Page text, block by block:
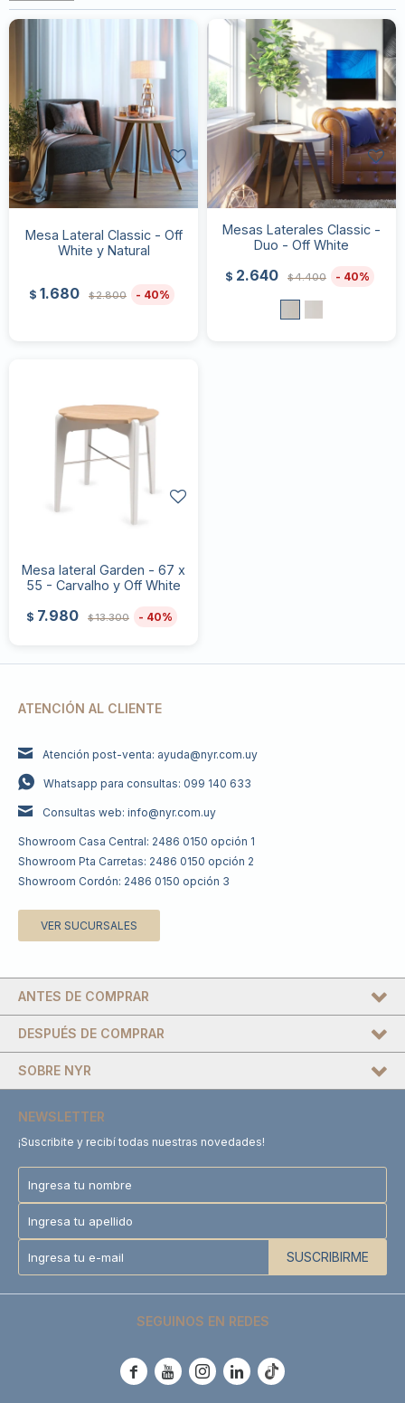
Mesa Lateral Classic - Off
White y Natural
$ 1.680 $2.800 40
Mesas Laterales Classic -
Duo - Off White
$ 2.640 $4.400 40
Mesa lateral Garden - 67 x
55 - Carvalho y Off White
$ 7.980 $13.300 40
ATENCIÓN AL CLIENTE
Atención post-venta: ayuda@nyr.com.uy
Whatsapp para consultas: 099 140 633
Consultas web: info@nyr.com.uy
Showroom Casa Central: 2486 0150 opción 1
Showroom Pta Carretas: 2486 0150 opción 2
Showroom Cordón: 2486 0150 opción 3
VER SUCURSALES
DESPUÉS DE COMPRAR
SOBRE NYR
ANTES DE COMPRAR
NEWSLETTER
¡Suscribite y recibí todas nuestras novedades!
SUSCRIBIRME
SEGUINOS EN REDES
    